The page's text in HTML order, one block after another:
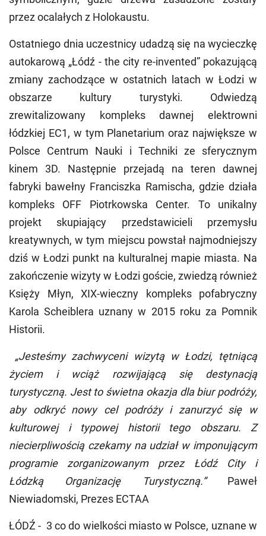
przez ocalałych z Holokaustu.
Ostatniego dnia uczestnicy udadzą się na wycieczkę
autokarową „Łódź - the city re-invented” pokazującą
zmiany zachodzące w ostatnich latach w Łodzi w
obszarze kultury turystyki. Odwiedzą
zrewitalizowany kompleks dawnej elektrowni
łódzkiej EC1, w tym Planetarium oraz największe w
Polsce Centrum Nauki i Techniki ze sferycznym
kinem 3D. Następnie przejadą na teren dawnej
fabryki bawełny Franciszka Ramischa, gdzie działa
kompleks OFF Piotrkowska Center. To unikalny
projekt skupiający przedstawicieli przemysłu
kreatywnych, w tym miejscu powstał najmodniejszy
dziś w Łodzi punkt na kulturalnej mapie miasta. Na
zakończenie wizyty w Łodzi goście, zwiedzą również
Księży Młyn, XIX-wieczny kompleks pofabryczny
Karola Scheiblera uznany w 2015 roku za Pomnik
Historii.
„Jesteśmy zachwyceni wizytą w Łodzi, tętniącą
życiem i wciąż rozwijającą się destynacją
turystyczną. Jest to świetna okazja dla biur podróży,
aby odkryć nowy cel podróży i zanurzyć się w
kulturowej i typowej historii tego obszaru. Z
niecierpliwością czekamy na udział w imponującym
programie zorganizowanym przez Łódź City i
Łódzką Organizację Turystyczną.”Paweł
Niewiadomski, Prezes ECTAA
ŁÓDŹ - 3 co do wielkości miasto w Polsce, uznane w